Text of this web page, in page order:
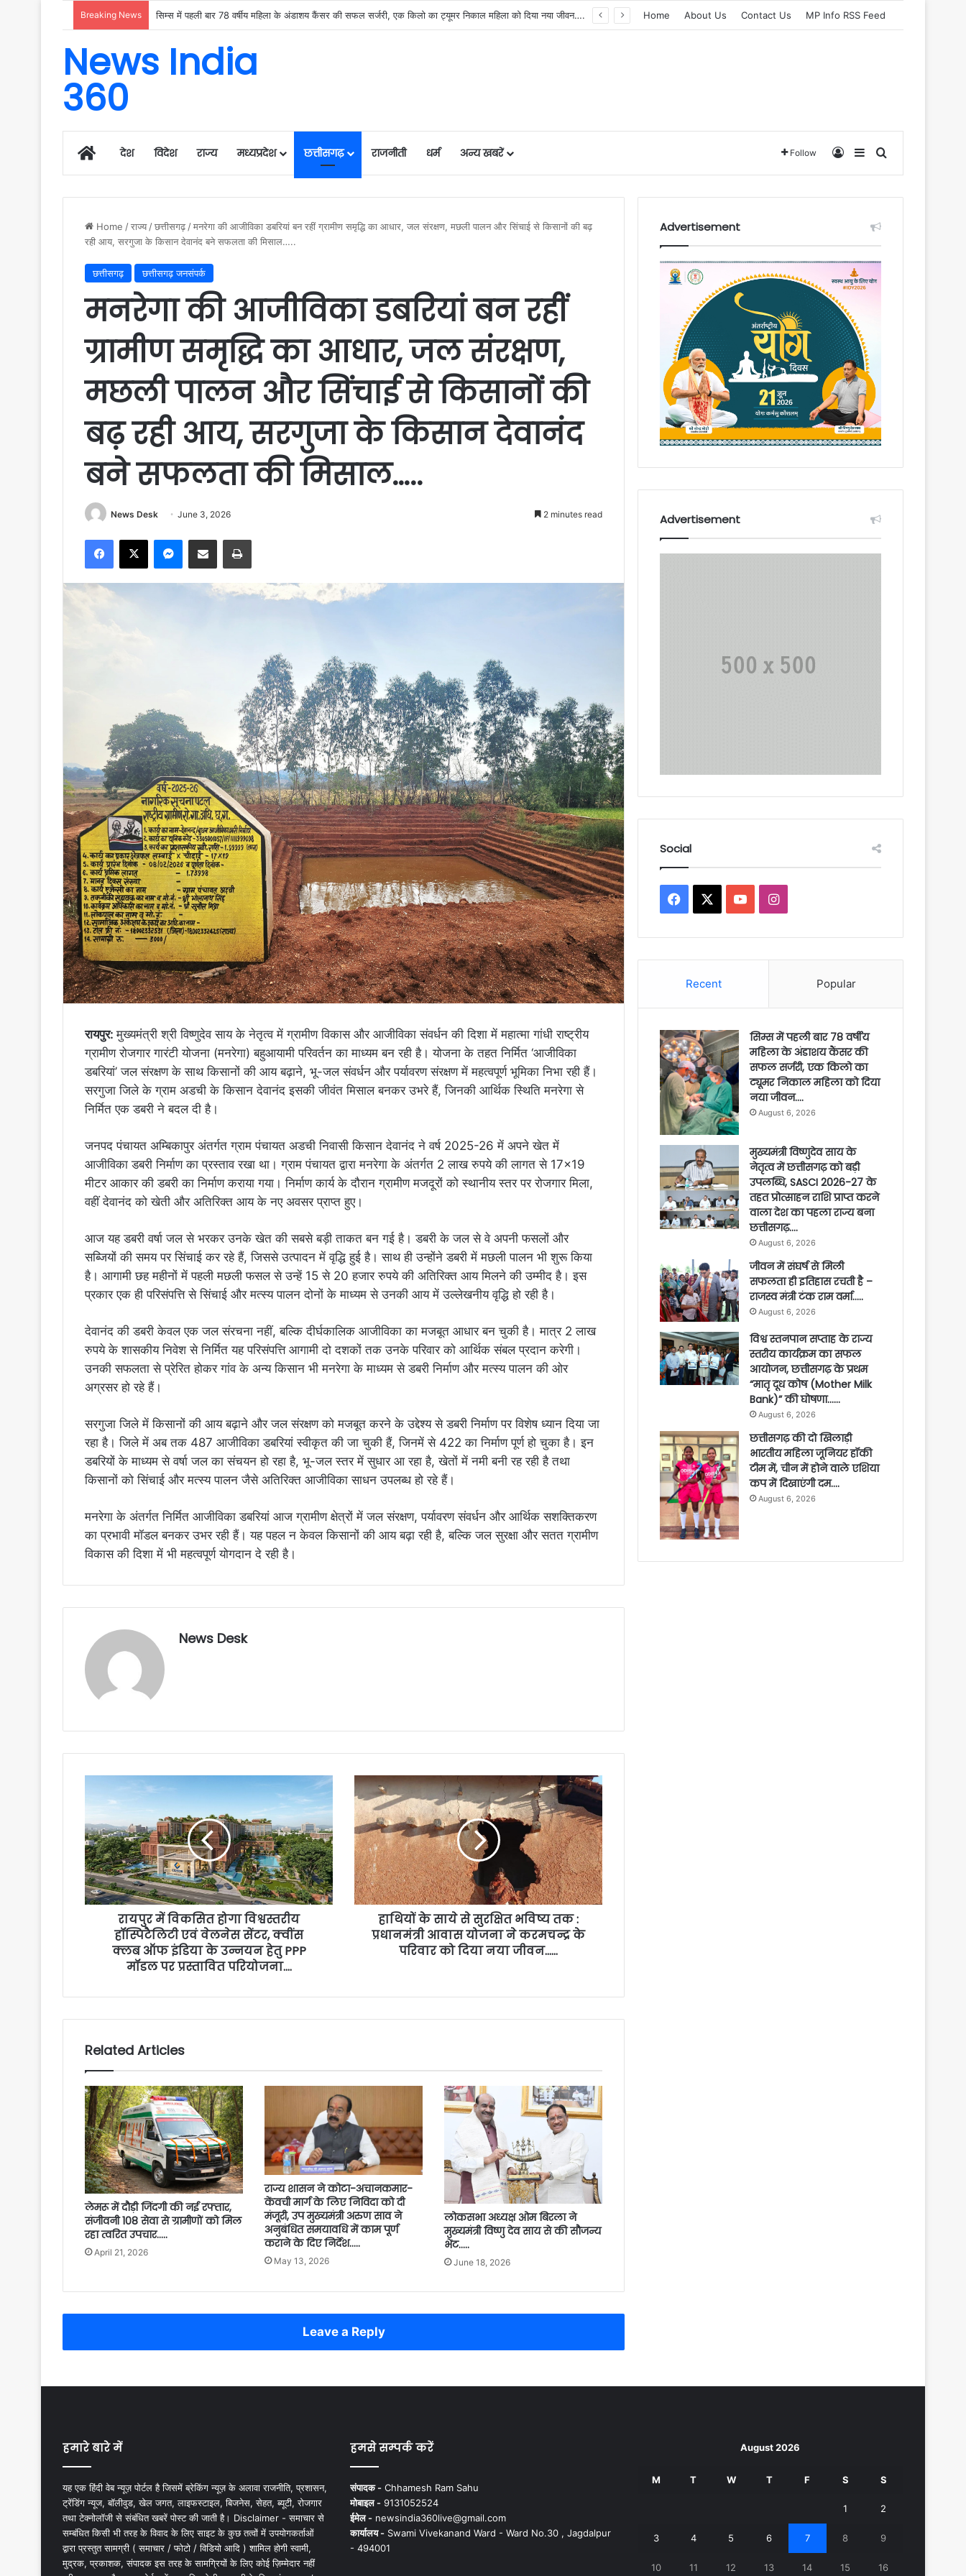
Breaking News मुख्यमंत्री विष्णुदेव साय के नेतृत्व में छत्तीसगढ़ को बड़ी उपलब्धि, SASCI 2026-27 के तहत प्रोत्साहन राशि प्राप्त करने वाला देश का पहला राज्य बना छत्तीसगढ़…. Home About Us Contact Us MP Info RSS Feed
News India
360
Homeदेश विदेश राज्य मध्यप्रदेश छत्तीसगढ़ राजनीती धर्म अन्य खबरें Follow Log InSidebarSearch for
Home /राज्य /छत्तीसगढ़ /मनरेगा की आजीविका डबरियां बन रहीं ग्रामीण समृद्धि का आधार, जल संरक्षण, मछली पालन और सिंचाई से किसानों की बढ़
रही आय, सरगुजा के किसान देवानंद बने सफलता की मिसाल…..
छत्तीसगढ़ छत्तीसगढ़ जनसंपर्क
मनरेगा की आजीविका डबरियां बन रहीं
ग्रामीण समृद्धि का आधार, जल संरक्षण,
मछली पालन और सिंचाई से किसानों की
बढ़ रही आय, सरगुजा के किसान देवानंद
बने सफलता की मिसाल…..
News Desk June 3, 2026 2 minutes read
Facebook
X Messenger
Share via Email Print
रायपुर:मुख्यमंत्री श्री विष्णुदेव साय के नेतृत्व में ग्रामीण विकास और आजीविका संवर्धन की दिशा में महात्मा गांधी राष्ट्रीय
ग्रामीण रोजगार गारंटी योजना (मनरेगा) बहुआयामी परिवर्तन का माध्यम बन रही है। योजना के तहत निर्मित ‘आजीविका
डबरियां’ जल संरक्षण के साथ किसानों की आय बढ़ाने, भू-जल संवर्धन और पर्यावरण संरक्षण में महत्वपूर्ण भूमिका निभा रही हैं।
सरगुजा जिले के ग्राम अडची के किसान देवानंद इसकी जीवंत मिसाल बनकर उभरे हैं, जिनकी आर्थिक स्थिति मनरेगा से
निर्मित एक डबरी ने बदल दी है।
जनपद पंचायत अम्बिकापुर अंतर्गत ग्राम पंचायत अडची निवासी किसान देवानंद ने वर्ष 2025-26 में अपने खेत में
आजीविका डबरी निर्माण का प्रस्ताव रखा था। ग्राम पंचायत द्वारा मनरेगा के अंतर्गत 2 लाख रुपये की लागत से 17×19
मीटर आकार की डबरी का निर्माण कराया गया। निर्माण कार्य के दौरान ग्रामीण मजदूरों को स्थानीय स्तर पर रोजगार मिला,
वहीं देवानंद को खेती और अतिरिक्त आय के नए अवसर प्राप्त हुए।
आज यह डबरी वर्षा जल से भरकर उनके खेत की सबसे बड़ी ताकत बन गई है। डबरी के जल से वे अपनी फसलों और
सब्जियों की समय पर सिंचाई कर रहे हैं, जिससे उत्पादन में वृद्धि हुई है। साथ ही उन्होंने डबरी में मछली पालन भी शुरू किया
है। आगामी छह महीनों में पहली मछली फसल से उन्हें 15 से 20 हजार रुपये की अतिरिक्त आय मिलने की उम्मीद है। इस
प्रकार एक ही परिसंपत्ति से सिंचाई और मत्स्य पालन दोनों के माध्यम से उनकी आय में उल्लेखनीय वृद्धि हो रही है।
देवानंद की डबरी केवल एक जल संरचना नहीं, बल्कि दीर्घकालिक आजीविका का मजबूत आधार बन चुकी है। मात्र 2 लाख
रुपये के शासकीय निवेश से निर्मित यह परिसंपत्ति आगामी दो दशकों तक उनके परिवार को आर्थिक संबल प्रदान करेगी।
उनकी सफलता से प्रेरित होकर गांव के अन्य किसान भी मनरेगा के माध्यम से डबरी निर्माण और मत्स्य पालन की ओर
अग्रसर हो रहे हैं।
सरगुजा जिले में किसानों की आय बढ़ाने और जल संरक्षण को मजबूत करने के उद्देश्य से डबरी निर्माण पर विशेष ध्यान दिया जा
रहा है। जिले में अब तक 487 आजीविका डबरियां स्वीकृत की जा चुकी हैं, जिनमें से 422 का निर्माण पूर्ण हो चुका है। इन
डबरियों के माध्यम से वर्षा जल का संचयन हो रहा है, भू-जल स्तर में सुधार आ रहा है, खेतों में नमी बनी रह रही है तथा
किसानों को सिंचाई और मत्स्य पालन जैसे अतिरिक्त आजीविका साधन उपलब्ध हो रहे हैं।
मनरेगा के अंतर्गत निर्मित आजीविका डबरियां आज ग्रामीण क्षेत्रों में जल संरक्षण, पर्यावरण संवर्धन और आर्थिक सशक्तिकरण
का प्रभावी मॉडल बनकर उभर रही हैं। यह पहल न केवल किसानों की आय बढ़ा रही है, बल्कि जल सुरक्षा और सतत ग्रामीण
विकास की दिशा में भी महत्वपूर्ण योगदान दे रही है।
News Desk
रायपुर में विकसित होगा विश्वस्तरीय
हॉस्पिटैलिटी एवं वेलनेस सेंटर, क्वींस
क्लब ऑफ इंडिया के उन्नयन हेतु PPP
मॉडल पर प्रस्तावित परियोजना….
हाथियों के साये से सुरक्षित भविष्य तक :
प्रधानमंत्री आवास योजना ने करमचन्द्र के
परिवार को दिया नया जीवन……
Related Articles
लेमरू में दौड़ी जिंदगी की नई रफ्तार,
संजीवनी 108 सेवा से ग्रामीणों को मिल
रहा त्वरित उपचार…..
April 21, 2026
राज्य शासन ने कोटा-अचानकमार-
केंवची मार्ग के लिए निविदा को दी
मंजूरी, उप मुख्यमंत्री अरुण साव ने
अनुबंधित समयावधि में काम पूर्ण
कराने के दिए निर्देश…..
May 13, 2026
लोकसभा अध्यक्ष ओम बिरला ने
मुख्यमंत्री विष्णु देव साय से की सौजन्य
भेंट…..
June 18, 2026
Leave a Reply
Advertisement
Advertisement
Social
Facebook YouTubeInstagram
Recent Popular
सिम्स में पहली बार 78 वर्षीय
महिला के अंडाशय कैंसर की
सफल सर्जरी, एक किलो का
ट्यूमर निकाल महिला को दिया
नया जीवन….
August 6, 2026
मुख्यमंत्री विष्णुदेव साय के
नेतृत्व में छत्तीसगढ़ को बड़ी
उपलब्धि, SASCI 2026-27 के
तहत प्रोत्साहन राशि प्राप्त करने
वाला देश का पहला राज्य बना
छत्तीसगढ़….
August 6, 2026
जीवन में संघर्ष से मिली
सफलता ही इतिहास रचती है –
राजस्व मंत्री टंक राम वर्मा…..
August 6, 2026
विश्व स्तनपान सप्ताह के राज्य
स्तरीय कार्यक्रम का सफल
आयोजन, छत्तीसगढ़ के प्रथम
“मातृ दूध कोष (Mother Milk
Bank)” की घोषणा……
August 6, 2026
छत्तीसगढ़ की दो खिलाड़ी
भारतीय महिला जूनियर हॉकी
टीम में, चीन में होने वाले एशिया
कप में दिखाएंगी दम….
August 6, 2026
हमारे बारे में
यह एक हिंदी वेब न्यूज़ पोर्टल है जिसमें ब्रेकिंग न्यूज़ के अलावा राजनीति, प्रशासन,
ट्रेंडिंग न्यूज, बॉलीवुड, खेल जगत, लाइफस्टाइल, बिजनेस, सेहत, ब्यूटी, रोजगार
तथा टेक्नोलॉजी से संबंधित खबरें पोस्ट की जाती है। Disclaimer - समाचार से
सम्बंधित किसी भी तरह के विवाद के लिए साइट के कुछ तत्वों में उपयोगकर्ताओं
द्वारा प्रस्तुत सामग्री ( समाचार / फोटो / विडियो आदि ) शामिल होगी स्वामी,
मुद्रक, प्रकाशक, संपादक इस तरह के सामग्रियों के लिए कोई ज़िम्मेदार नहीं
हमसे सम्पर्क करें
संपादक -Chhamesh Ram Sahu
मोबाइल -9131052524
ईमेल - newsindia360live@gmail.com
कार्यालय -Swami Vivekanand Ward - Ward No.30 , Jagdalpur
- 494001
August 2026
M T W T F S S
1 2
3 4 5 6 7 8 9
10 11 12 13 14 15 16